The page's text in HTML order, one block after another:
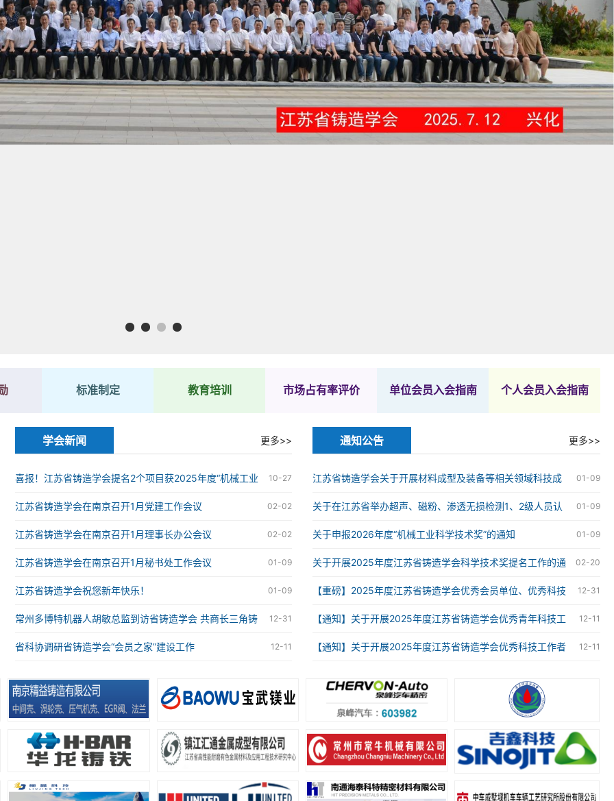
3 4
标准制定 教育培训 市场占有率评价 单位会员入会指南 个人会员入会指南
学会新闻 更多>>
10-27
喜报！江苏省铸造学会提名2个项目获2025年度“机械工业
科学技术奖” 02-02
江苏省铸造学会在南京召开1月党建工作会议
02-02
江苏省铸造学会在南京召开1月理事长办公会议
01-09
江苏省铸造学会在南京召开1月秘书处工作会议
01-09
江苏省铸造学会祝您新年快乐！
12-31
常州多博特机器人胡敏总监到访省铸造学会 共商长三角铸
造智能化合作大计 12-11
省科协调研省铸造学会“会员之家”建设工作
通知公告 更多>>
01-09
江苏省铸造学会关于开展材料成型及装备等相关领域科技成
果评价工作的通知 01-09
关于在江苏省举办超声、磁粉、渗透无损检测1、2级人员认
证的通知 01-09
关于申报2026年度“机械工业科学技术奖”的通知
02-20
关于开展2025年度江苏省铸造学会科学技术奖提名工作的通
知 12-31
【重磅】2025年度江苏省铸造学会优秀会员单位、优秀科技
工作者、优秀青年科技工作者获奖名单 12-11
【通知】关于开展2025年度江苏省铸造学会优秀青年科技工
作者评选工作的通知 12-11
【通知】关于开展2025年度江苏省铸造学会优秀科技工作者